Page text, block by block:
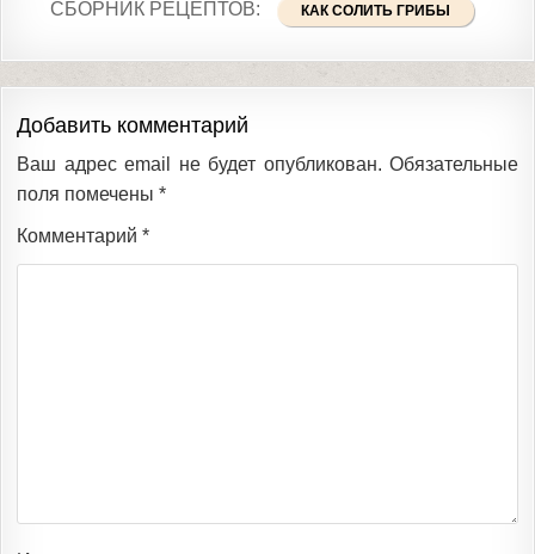
СБОРНИК РЕЦЕПТОВ: КАК СОЛИТЬ ГРИБЫ
Добавить комментарий
Ваш адрес email не будет опубликован. Обязательные
поля помечены *
Комментарий *